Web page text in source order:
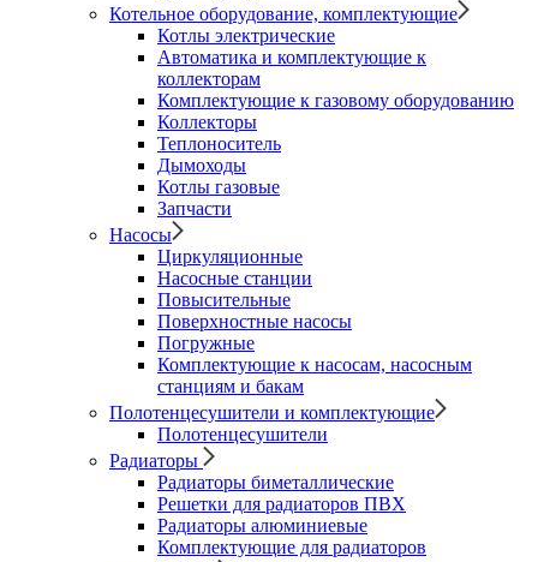
Котельное оборудование, комплектующие
Котлы электрические
Автоматика и комплектующие к
коллекторам
Комплектующие к газовому оборудованию
Коллекторы
Теплоноситель
Дымоходы
Котлы газовые
Запчасти
Насосы
Циркуляционные
Насосные станции
Повысительные
Поверхностные насосы
Погружные
Комплектующие к насосам, насосным
станциям и бакам
Полотенцесушители и комплектующие
Полотенцесушители
Радиаторы
Радиаторы биметаллические
Решетки для радиаторов ПВХ
Радиаторы алюминиевые
Комплектующие для радиаторов